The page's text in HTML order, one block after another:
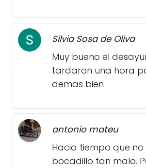
Silvia Sosa de Oliva
Muy bueno el
tardaron una hora
demas bien
antonio mateu
Hacia tiempo que
bocadillo tan malo.